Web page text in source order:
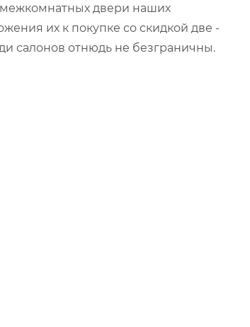
двери наших
их к покупке со скидкой две -
салонов отнюдь не безграничны.